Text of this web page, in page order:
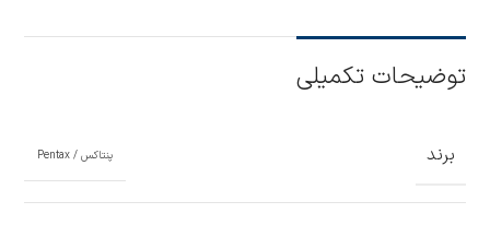
توضیحات تکمیلی
برند پنتاکس / Pentax